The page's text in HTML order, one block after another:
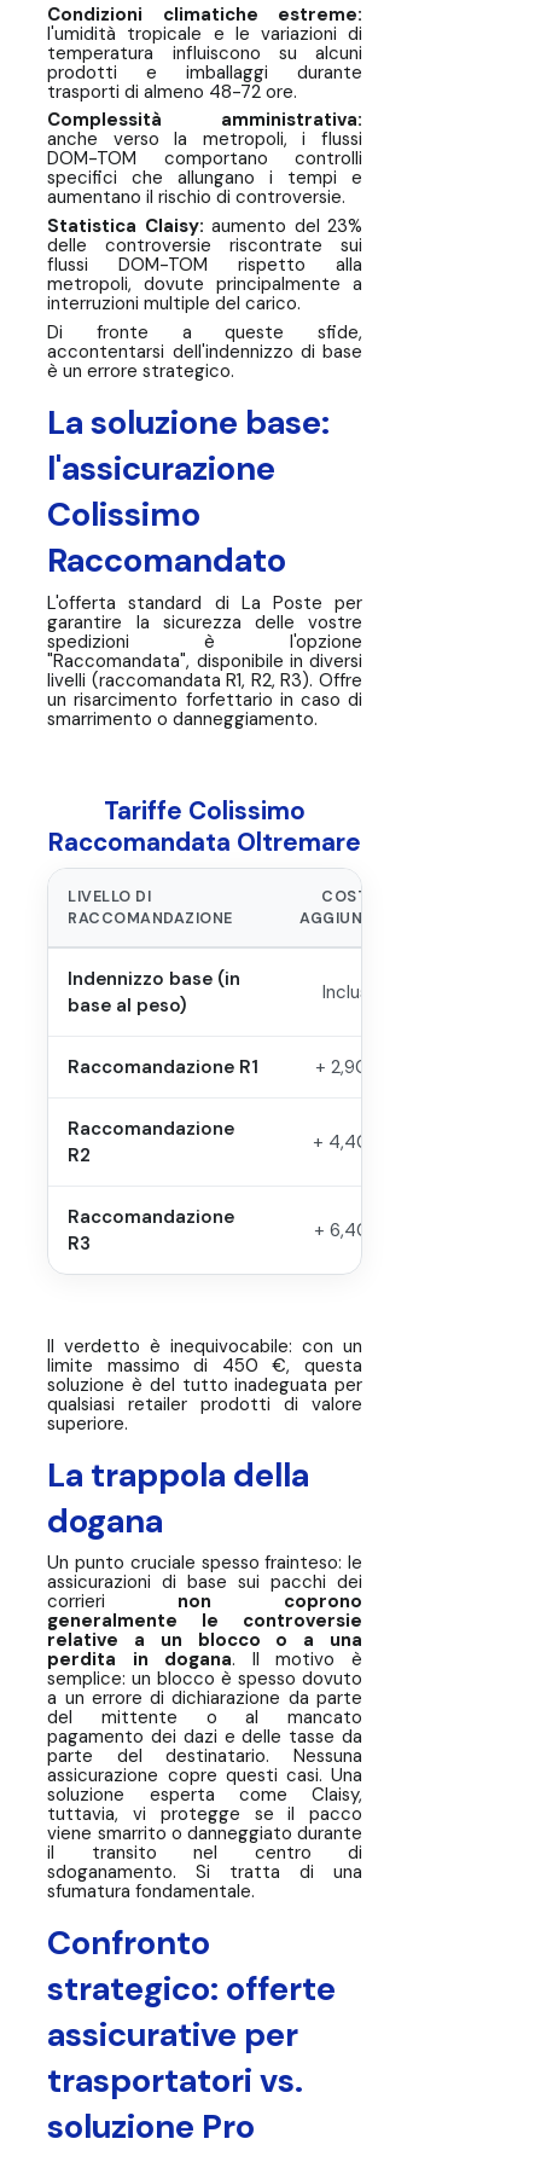
Condizioni climatiche estreme:
l'umidità tropicale e le variazioni di
temperatura influiscono su alcuni
prodotti e imballaggi durante
trasporti di almeno 48-72 ore.
Complessità amministrativa:
anche verso la metropoli, i flussi
DOM-TOM comportano controlli
specifici che allungano i tempi e
aumentano il rischio di controversie.
Statistica Claisy: aumento del 23%
delle controversie riscontrate sui
flussi DOM-TOM rispetto alla
metropoli, dovute principalmente a
interruzioni multiple del carico.
Di fronte a queste sfide,
accontentarsi dell'indennizzo di base
è un errore strategico.
La soluzione base:
l'assicurazione
Colissimo
Raccomandato
L'offerta standard di La Poste per
garantire la sicurezza delle vostre
spedizioni è l'opzione
"Raccomandata", disponibile in diversi
livelli (raccomandata R1, R2, R3). Offre
un risarcimento forfettario in caso di
smarrimento o danneggiamento.
Tariffe Colissimo
Raccomandata Oltremare
LIVELLO DI
RACCOMANDAZIONE
COSTO
AGGIUNTIVO
Indennizzo base (in
base al peso)
Incluso
Raccomandazione R1 + 2,90 €
Raccomandazione
R2
+ 4,40 €
Raccomandazione
R3
+ 6,40 €
Il verdetto è inequivocabile: con un
limite massimo di 450 €, questa
soluzione è del tutto inadeguata per
qualsiasi retailer prodotti di valore
superiore.
La trappola della
dogana
Un punto cruciale spesso frainteso: le
assicurazioni di base sui pacchi dei
corrieri non coprono
generalmente le controversie
relative a un blocco o a una
perdita in dogana. Il motivo è
semplice: un blocco è spesso dovuto
a un errore di dichiarazione da parte
del mittente o al mancato
pagamento dei dazi e delle tasse da
parte del destinatario. Nessuna
assicurazione copre questi casi. Una
soluzione esperta come Claisy,
tuttavia, vi protegge se il pacco
viene smarrito o danneggiato durante
il transito nel centro di
sdoganamento. Si tratta di una
sfumatura fondamentale.
Confronto
strategico: offerte
assicurative per
trasportatori vs.
soluzione Pro